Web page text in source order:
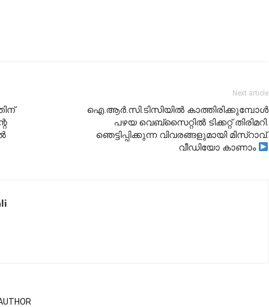
Next article
ഐ.ആർ.സി.ടിസിയിൽ കാത്തിരിക്കുമ്പോൾ
പഴയ വെബ്സൈറ്റിൽ ടിക്കറ്റ് തിരിമറി.
ഞെട്ടിപ്പിക്കുന്ന വിവരങ്ങളുമായി മിസ്റാവ്.
വീഡിയോ കാണാം